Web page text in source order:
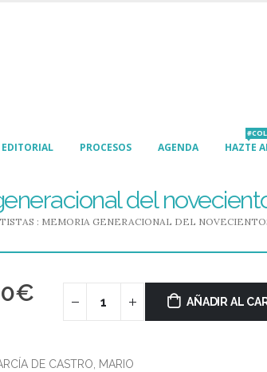
EDITORIAL PROCESOS AGENDA HAZTE
del
: MEMORIA GENERACIONAL DEL
€ AÑADIR AL
DE CASTRO, MARIO